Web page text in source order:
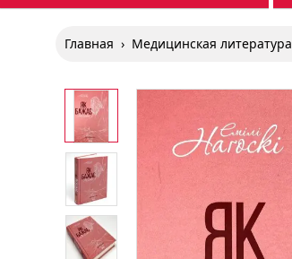
Главная › Медицинская литература